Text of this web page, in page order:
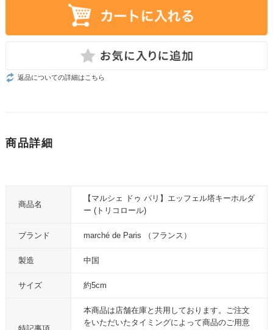
返品についての詳細はこちら
商品詳細
商品名
【マルシェ ドゥ パリ】エッフェル塔キーホルダ
ー (トリコロール)
ブランド marché de Paris （フランス）
製造 中国
サイズ 約5cm
本商品は店舗在庫と共用しております。ご注文
をいただいたタイミングによって商品のご用意